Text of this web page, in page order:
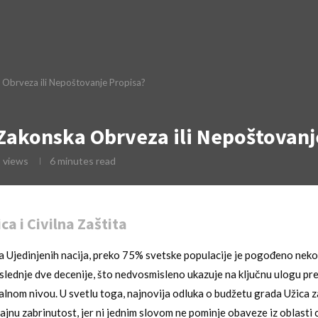
ili Nepoštovanje Propisa?
Obrveza ili
views 6 minutes read
i Civilna Zaštita
Ujedinjenih nacija, preko 75% svetske populacije je pogođeno
dve decenije, što nedvosmisleno ukazuje na ključnu ulogu
nivou. U svetlu toga, najnovija odluka o budžetu grada Užica
zabrinutost, jer ni jednim slovom ne pominje obaveze iz oblasti